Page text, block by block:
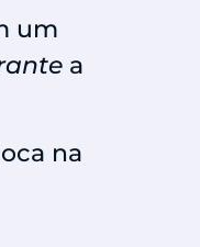
um
a
na